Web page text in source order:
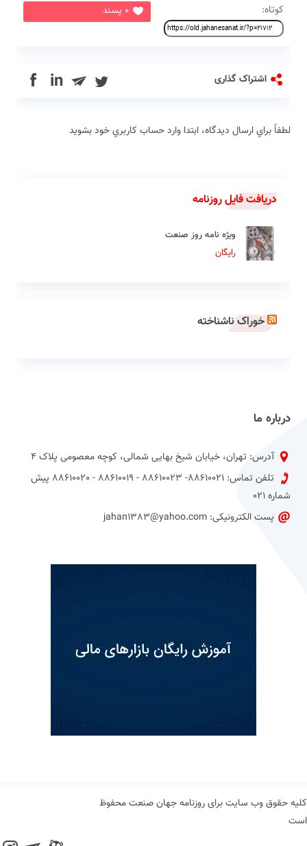
0 پسند
کوتاه:
اشتراک گذاری in
لطفاً براي ارسال دیدگاه، ابتدا وارد حساب كاربري خود بشويد
دریافت فایل روزنامه
ویژه نامه روز صنعت
رایگان
خوراک ناشناخته
درباره ما
آدرس: تهران، خیابان شیخ بهایی شمالی، کوچه معصومی پلاک 4
تلفن تماس: 88610021- 88610023 - 88610019 - 88610020 پیش
شماره 021
پست الکترونیکی: jahan1383@yahoo.com
کلیه حقوق وب سایت برای روزنامه جهان صنعت محفوظ
است